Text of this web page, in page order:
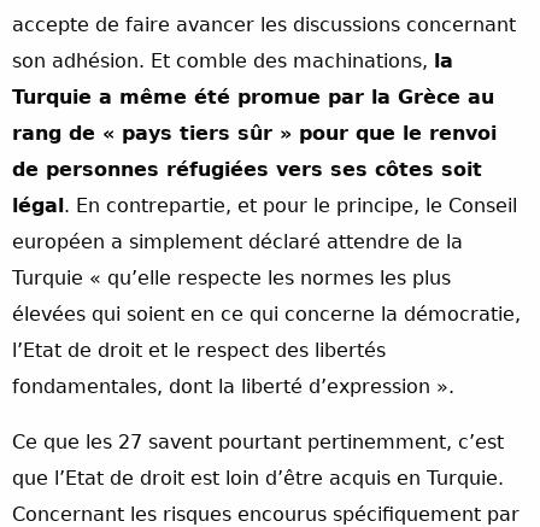
accepte de faire avancer les discussions concernant
son adhésion. Et comble des machinations, la
Turquie a même été promue par la Grèce au
rang de « pays tiers sûr » pour que le renvoi
de personnes réfugiées vers ses côtes soit
légal. En contrepartie, et pour le principe, le Conseil
européen a simplement déclaré attendre de la
Turquie « qu’elle respecte les normes les plus
élevées qui soient en ce qui concerne la démocratie,
l’Etat de droit et le respect des libertés
fondamentales, dont la liberté d’expression ».
Ce que les 27 savent pourtant pertinemment, c’est
que l’Etat de droit est loin d’être acquis en Turquie.
Concernant les risques encourus spécifiquement par